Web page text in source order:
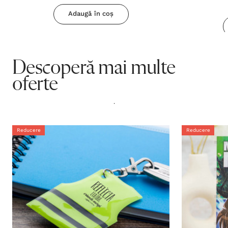
Adaugă în coș
Descoperă mai multe
oferte
.
Reducere Reducere